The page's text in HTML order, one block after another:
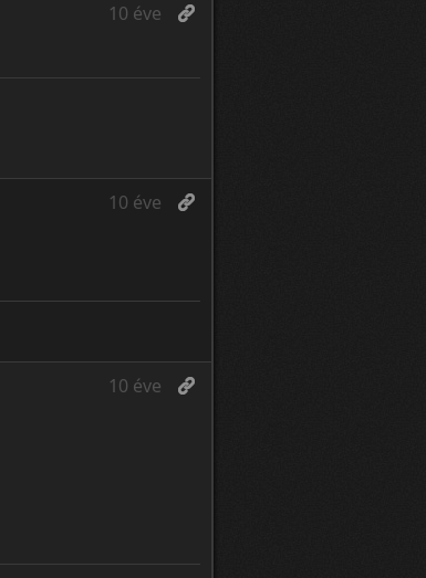
10 éve
10 éve
10 éve